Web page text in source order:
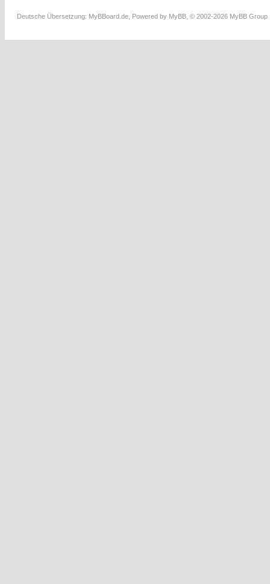
Deutsche Übersetzung: MyBBoard.de , Powered by MyBB , © 2002-2026 MyBB Group